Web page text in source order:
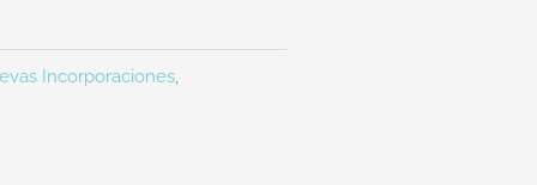
Incorporaciones,